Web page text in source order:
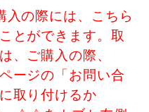
の際には、こちら
とができます。取
、ご購入の際、
ージの「お問い合
取り付けるか